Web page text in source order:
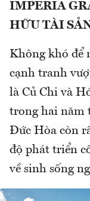
IMPERIA
HỮU TÀI
Không khó để
cạnh tranh
là Củ Chi và
trong hai năm
Đức Hòa còn
độ phát triển
về sinh sống